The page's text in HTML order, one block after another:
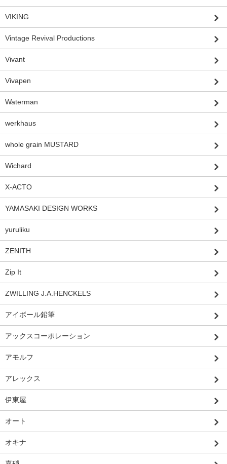
VIKING
Vintage Revival Productions
Vivant
Vivapen
Waterman
werkhaus
whole grain MUSTARD
Wichard
X-ACTO
YAMASAKI DESIGN WORKS
yuruliku
ZENITH
Zip It
ZWILLING J.A.HENCKELS
アイボール鉛筆
アックスコーポレーション
アモルフ
アレックス
伊東屋
オート
オキナ